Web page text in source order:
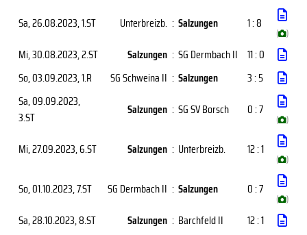
Sa, 26.08.2023, 1.ST Unterbreizb. : Salzungen 1 : 8
( )
Mi, 30.08.2023, 2.ST Salzungen : SG Dermbach II 11 : 0
So, 03.09.2023, 1.R SG Schweina II : Salzungen
3 : 5
Sa, 09.09.2023,
3.ST
Salzungen : SG SV Borsch 0 : 7
( )
Mi, 27.09.2023, 6.ST Salzungen : Unterbreizb. 12 : 1
( )
So, 01.10.2023, 7.ST SG Dermbach II : Salzungen 0 : 7
( )
Sa, 28.10.2023, 8.ST Salzungen : Barchfeld II 12 : 1